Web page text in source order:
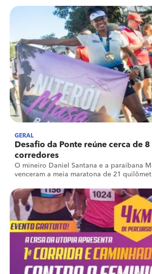
GERAL
Desafio da Ponte reúne cerca de 8
corredores
O mineiro Daniel Santana e a paraibana
venceram a meia maratona de 21